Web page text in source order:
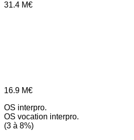
31.4 M€
16.9 M€
OS interpro.
OS vocation interpro.
(3 à 8%)